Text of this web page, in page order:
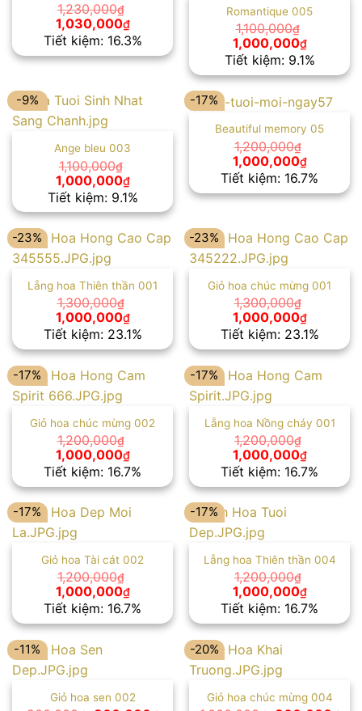
1,230,000₫
Giá
gốc
là:
1,230,000₫.
1,030,000₫Giá
hiện
tại
là:
1,030,000₫.
Tiết kiệm: 16.3%
Romantique 005
1,100,000₫
Giá
gốc
là:
1,100,000₫.
1,000,000₫Giá
hiện
tại
là:
Tiết kiệm: 9.1%
-9%
Ange bleu 003
1,100,000₫
Giá
gốc
là:
1,100,000₫.
1,000,000₫Giá
hiện
tại
là:
1,000,000₫.
Tiết kiệm: 9.1%
-17%
Beautiful memory 05
1,200,000₫
Giá
gốc
là:
1,200,000₫.
1,000,000₫Giá
hiện
tại
là:
Tiết kiệm: 16.7%
-23%
Lẵng hoa Thiên thần 001
1,300,000₫
Giá
gốc
là:
1,300,000₫.
1,000,000₫Giá
hiện
tại
là:
1,000,000₫.
Tiết kiệm: 23.1%
-23%
Giỏ hoa chúc mừng 001
1,300,000₫
Giá
gốc
là:
1,300,000₫.
1,000,000₫Giá
hiện
tại
là:
Tiết kiệm: 23.1%
-17%
Giỏ hoa chúc mừng 002
1,200,000₫
Giá
gốc
là:
1,200,000₫.
1,000,000₫Giá
hiện
tại
là:
1,000,000₫.
Tiết kiệm: 16.7%
-17%
Lẵng hoa Nồng cháy 001
1,200,000₫
Giá
gốc
là:
1,200,000₫.
1,000,000₫Giá
hiện
tại
là:
Tiết kiệm: 16.7%
-17%
Giỏ hoa Tài cát 002
1,200,000₫
Giá
gốc
là:
1,200,000₫.
1,000,000₫Giá
hiện
tại
là:
1,000,000₫.
Tiết kiệm: 16.7%
-17%
Lẵng hoa Thiên thần 004
1,200,000₫
Giá
gốc
là:
1,200,000₫.
1,000,000₫Giá
hiện
tại
là:
Tiết kiệm: 16.7%
-11%
Giỏ hoa sen 002
-20%
Giỏ hoa chúc mừng 004